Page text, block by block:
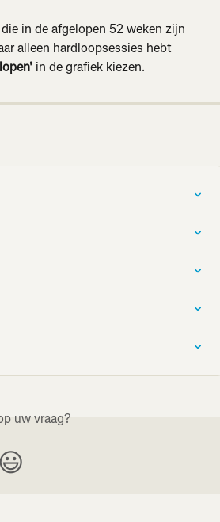
in de afgelopen 52 weken zijn
alleen hardloopsessies hebt
in de grafiek kiezen.
uw vraag?
😃